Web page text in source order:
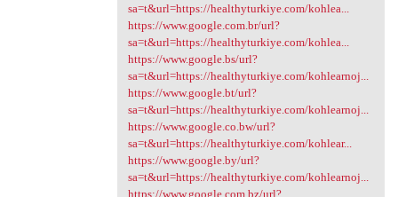
sa=t&url=https://healthyturkiye.com/kohlea...
https://www.google.com.br/url?
sa=t&url=https://healthyturkiye.com/kohlea...
https://www.google.bs/url?
sa=t&url=https://healthyturkiye.com/kohlearnoj...
https://www.google.bt/url?
sa=t&url=https://healthyturkiye.com/kohlearnoj...
https://www.google.co.bw/url?
sa=t&url=https://healthyturkiye.com/kohlear...
https://www.google.by/url?
sa=t&url=https://healthyturkiye.com/kohlearnoj...
https://www.google.com.bz/url?